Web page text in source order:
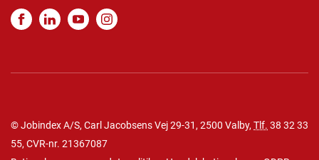
© Jobindex A/S, Carl Jacobsens Vej 29-31, 2500 Valby, Tlf. 38 32 33
55, CVR-nr. 21367087